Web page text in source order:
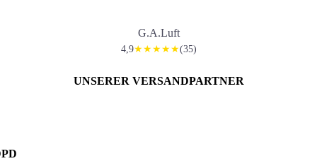
G.A.Luft
4,9★★★★★(35)
UNSERER VERSANDPARTNER